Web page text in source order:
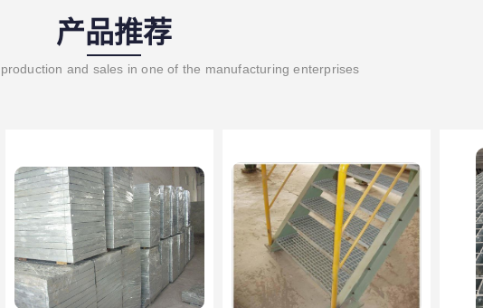
产品推荐
and sales in one of the manufacturing enterprises